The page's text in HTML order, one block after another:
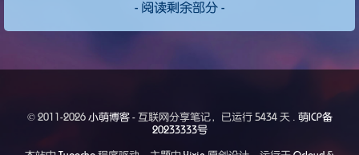
- 阅读剩余部分 -
© 2011-2026 小萌博客- 互联网分享笔记，已运行 5434 天 . 萌ICP备
20233333号